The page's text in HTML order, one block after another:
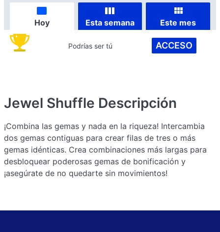
Hoy Esta semana Este mes
Podrías ser tú ACCESO
Jewel Shuffle Descripción
¡Combina las gemas y nada en la riqueza! Intercambia
dos gemas contiguas para crear filas de tres o más
gemas idénticas. Crea combinaciones más largas para
desbloquear poderosas gemas de bonificación y
¡asegúrate de no quedarte sin movimientos!